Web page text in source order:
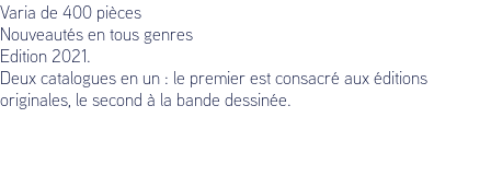
Varia de 400 pièces
Nouveautés en tous genres
Edition 2021.
Deux catalogues en un : le premier est consacré aux éditions
originales, le second à la bande dessinée.